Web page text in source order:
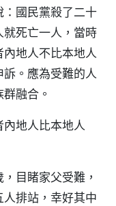
國民黨殺了二十
死亡一人，當時
地人不比本地人
。應為受難的人
融合。
地人比本地人
目睹家父受難，
排站，幸好其中